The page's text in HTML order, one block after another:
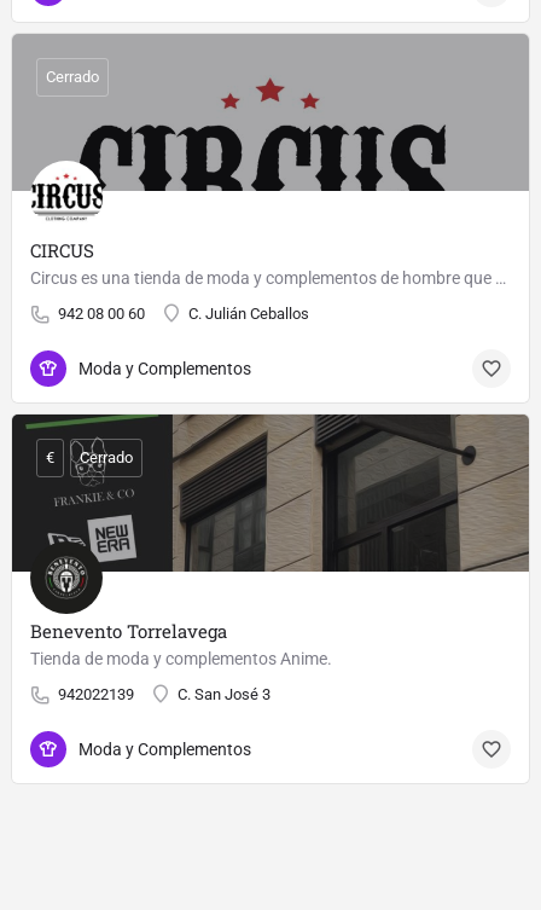
CIRCUS
Circus es una tienda de moda y complementos de hombre que se caracteriza por tener un estilo actual y…
942 08 00 60 C. Julián Ceballos
Cerrado
Moda y Complementos
Benevento Torrelavega
Tienda de moda y complementos Anime.
942022139 C. San José 3
€ Cerrado
Moda y Complementos